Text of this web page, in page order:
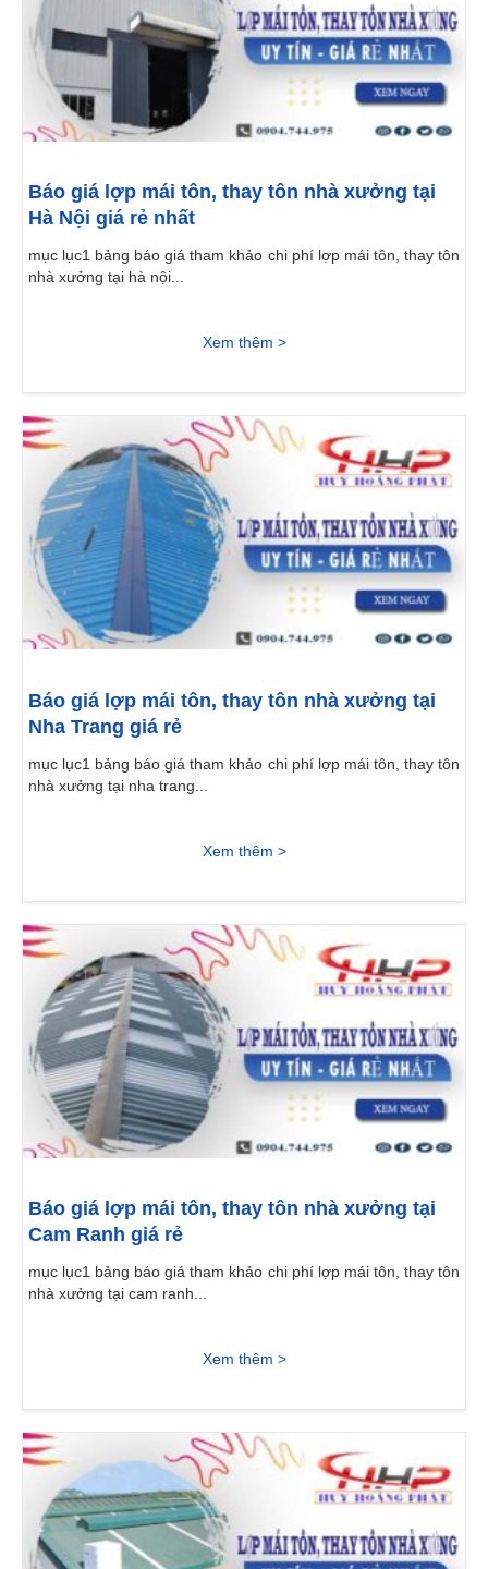
Báo giá lợp mái tôn, thay tôn nhà xưởng tại
Hà Nội giá rẻ nhất
mục lục1 bảng báo giá tham khảo chi phí lợp mái tôn, thay tôn
nhà xưởng tại hà nội...
Xem thêm >
Báo giá lợp mái tôn, thay tôn nhà xưởng tại
Nha Trang giá rẻ
mục lục1 bảng báo giá tham khảo chi phí lợp mái tôn, thay tôn
nhà xưởng tại nha trang...
Xem thêm >
Báo giá lợp mái tôn, thay tôn nhà xưởng tại
Cam Ranh giá rẻ
mục lục1 bảng báo giá tham khảo chi phí lợp mái tôn, thay tôn
nhà xưởng tại cam ranh...
Xem thêm >